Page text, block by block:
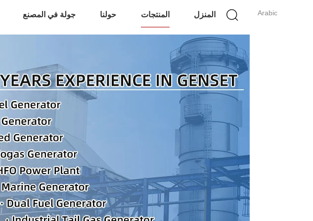
Arabic المنزل المنتجات حولنا جولة في المصنع